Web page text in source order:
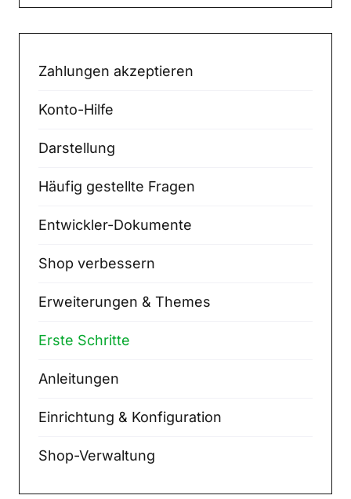
Zahlungen akzeptieren
Konto-Hilfe
Darstellung
Häufig gestellte Fragen
Entwickler-Dokumente
Shop verbessern
Erweiterungen & Themes
Erste Schritte
Anleitungen
Einrichtung & Konfiguration
Shop-Verwaltung